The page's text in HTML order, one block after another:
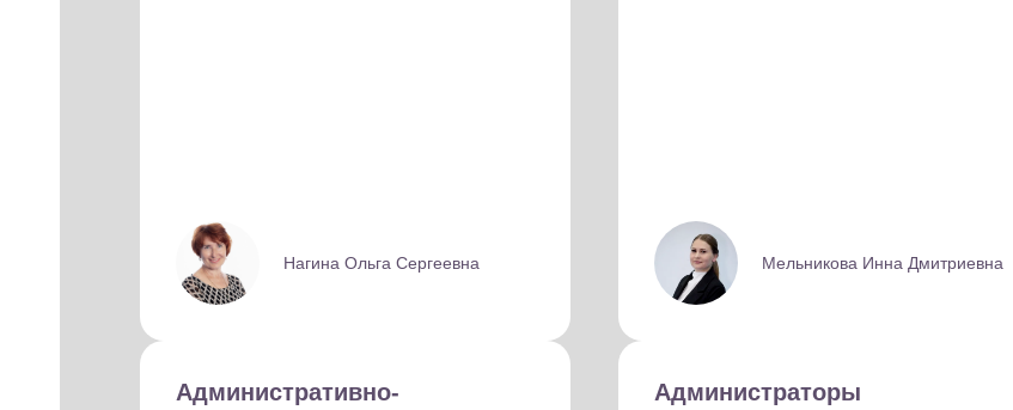
Нагина Ольга Сергеевна Мельникова Инна Дмитриевна
Административно-
Администраторы